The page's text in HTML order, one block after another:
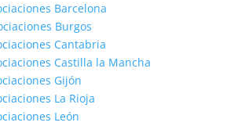
Barcelona
Burgos
Cantabria
Castilla la Mancha
Gijón
La Rioja
León